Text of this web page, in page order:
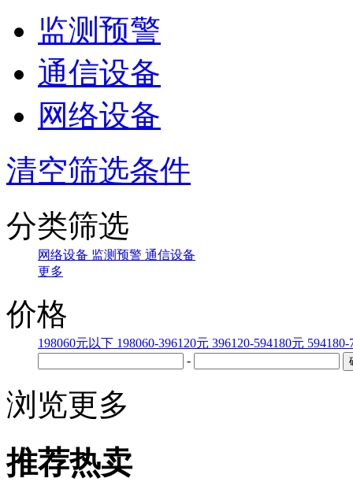
监测预警
通信设备
网络设备
清空筛选条件
分类筛选
网络设备 监测预警 通信设备
更多
价格
198060元以下 198060-396120元 396120-594180元 594180-
-
浏览更多
推荐热卖